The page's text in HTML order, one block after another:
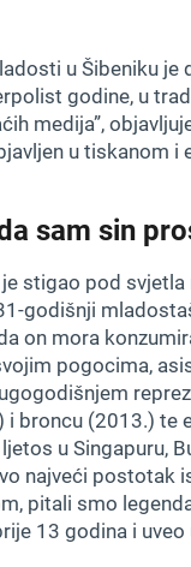
u Šibeniku
godine, u
medija”,
u tiskanom
sam sin
stigao pod svjetla
godišnji
on mora
pogocima,
broncu (2013.) te
u Singapuru,
najveći
pitali smo
13 godina i